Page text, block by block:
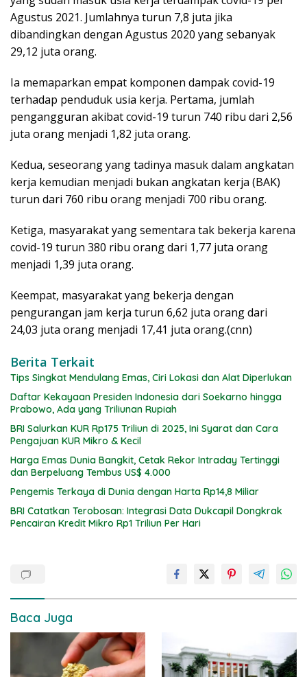
Agustus 2021. Jumlahnya turun 7,8 juta jika
dibandingkan dengan Agustus 2020 yang sebanyak
29,12 juta orang.
Ia memaparkan empat komponen dampak covid-19
terhadap penduduk usia kerja. Pertama, jumlah
pengangguran akibat covid-19 turun 740 ribu dari 2,56
juta orang menjadi 1,82 juta orang.
Kedua, seseorang yang tadinya masuk dalam angkatan
kerja kemudian menjadi bukan angkatan kerja (BAK)
turun dari 760 ribu orang menjadi 700 ribu orang.
Ketiga, masyarakat yang sementara tak bekerja karena
covid-19 turun 380 ribu orang dari 1,77 juta orang
menjadi 1,39 juta orang.
Keempat, masyarakat yang bekerja dengan
pengurangan jam kerja turun 6,62 juta orang dari
24,03 juta orang menjadi 17,41 juta orang.(cnn)
Berita Terkait
Tips Singkat Mendulang Emas, Ciri Lokasi dan Alat Diperlukan
Daftar Kekayaan Presiden Indonesia dari Soekarno hingga
Prabowo, Ada yang Triliunan Rupiah
BRI Salurkan KUR Rp175 Triliun di 2025, Ini Syarat dan Cara
Pengajuan KUR Mikro & Kecil
Harga Emas Dunia Bangkit, Cetak Rekor Intraday Tertinggi
dan Berpeluang Tembus US$ 4.000
Pengemis Terkaya di Dunia dengan Harta Rp14,8 Miliar
BRI Catatkan Terobosan: Integrasi Data Dukcapil Dongkrak
Pencairan Kredit Mikro Rp1 Triliun Per Hari
Baca Juga